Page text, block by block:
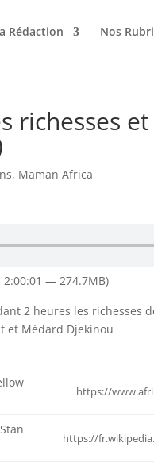
Rédaction Nos
richesses
, Maman Africa
— 274.7MB)
2 heures les richesses
et Médard Djekinou
https://
https://